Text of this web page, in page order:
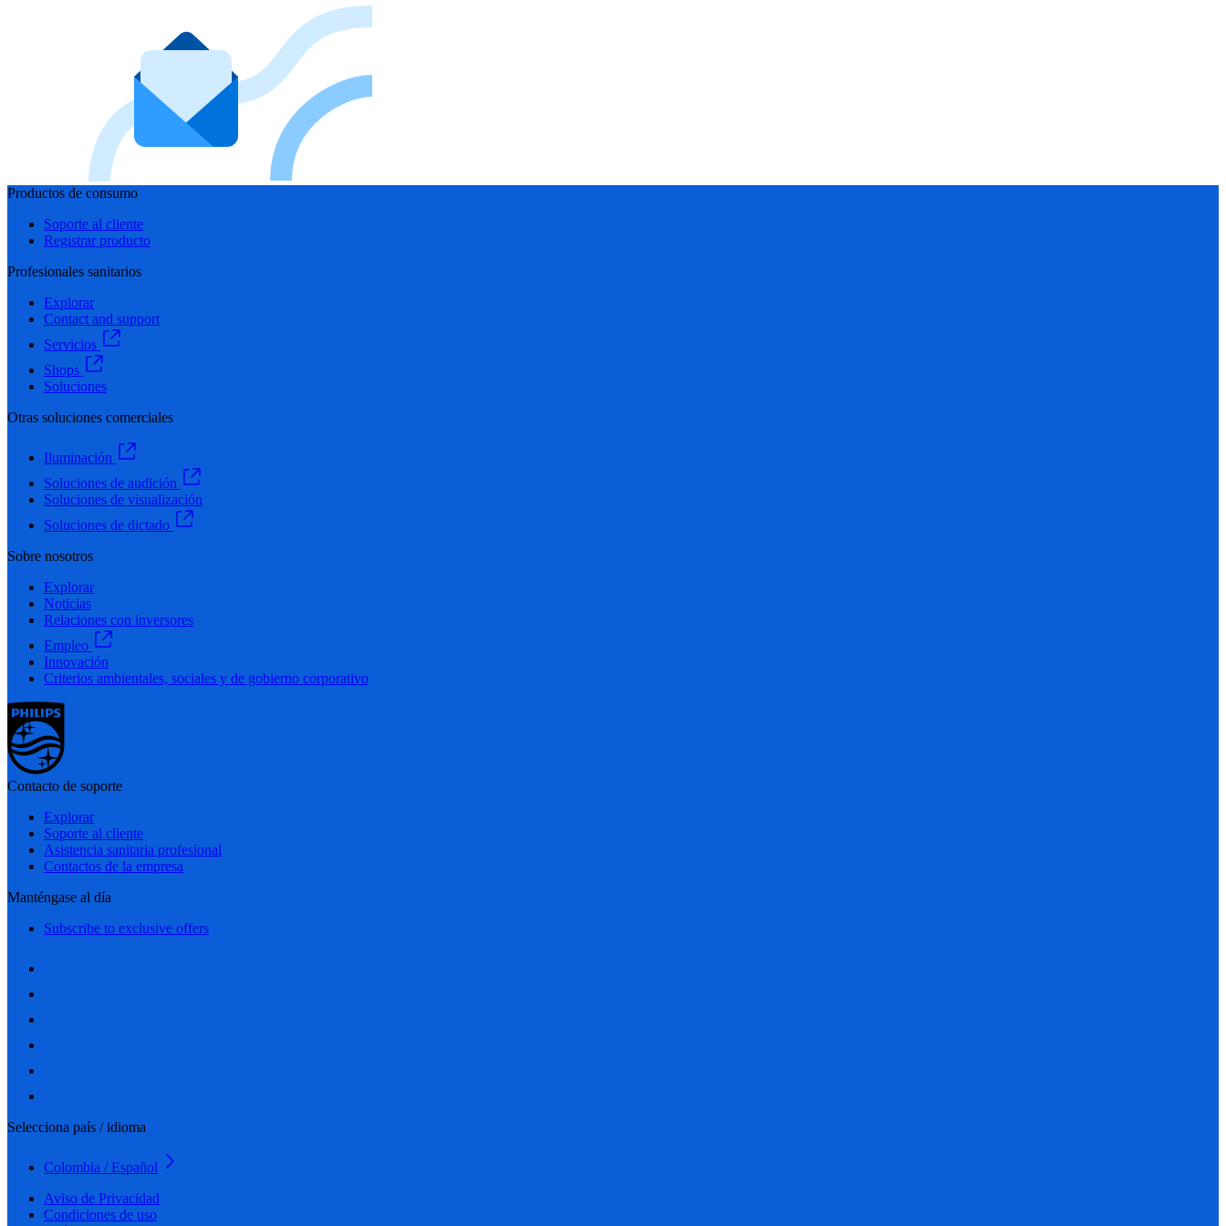
Productos de consumo
Soporte al cliente
Registrar producto
Profesionales sanitarios
Explorar
Contact and support
Servicios
Shops
Soluciones
Otras soluciones comerciales
Iluminación
Soluciones de audición
Soluciones de visualización
Soluciones de dictado
Sobre nosotros
Explorar
Noticias
Relaciones con inversores
Empleo
Innovación
Criterios ambientales, sociales y de gobierno corporativo
Contacto de soporte
Explorar
Soporte al cliente
Asistencia sanitaria profesional
Contactos de la empresa
Manténgase al día
Subscribe to exclusive offers
Selecciona país / idioma
Colombia / Español
Aviso de Privacidad
Condiciones de uso